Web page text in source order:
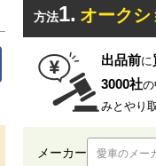
方法1. オークシ
出品前に
3000社の
みとやり
メーカー 愛車のメー